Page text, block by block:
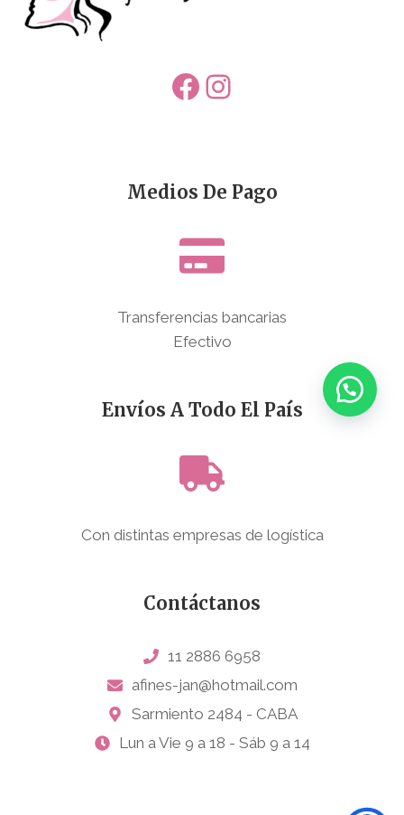
Facebook
Instagram
Medios De Pago
Transferencias bancarias
Efectivo
Envíos A Todo El País
Con distintas empresas de logística
Contáctanos
11 2886 6958
afines-jan@hotmail.com
Sarmiento 2484 - CABA
Lun a Vie 9 a 18 - Sáb 9 a 14